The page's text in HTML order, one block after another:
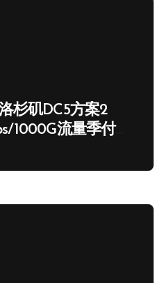
杉矶DC5方案2
1000G流量季付